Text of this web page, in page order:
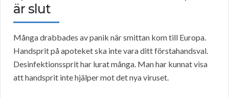
är slut
Många drabbades av panik när smittan kom till Europa.
Handsprit på apoteket ska inte vara ditt förstahandsval.
Desinfektionssprit har lurat många. Man har kunnat visa
att handsprit inte hjälper mot det nya viruset.